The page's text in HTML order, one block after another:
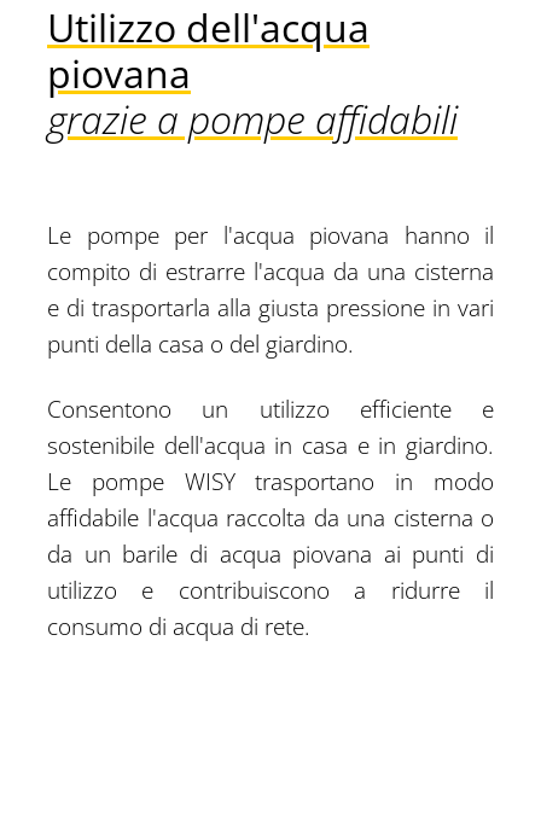
Utilizzo dell'acqua
piovana
grazie a pompe affidabili
Le pompe per l'acqua piovana hanno il
compito di estrarre l'acqua da una cisterna
e di trasportarla alla giusta pressione in vari
punti della casa o del giardino.
Consentono un utilizzo efficiente e
sostenibile dell'acqua in casa e in giardino.
Le pompe WISY trasportano in modo
affidabile l'acqua raccolta da una cisterna o
da un barile di acqua piovana ai punti di
utilizzo e contribuiscono a ridurre il
consumo di acqua di rete.